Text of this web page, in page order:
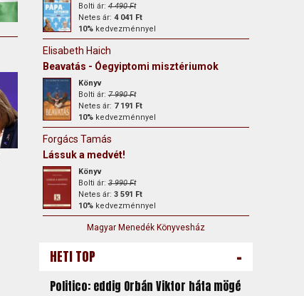
Bolti ár:4 490 Ft
Netes ár: 4 041 Ft
10%kedvezménnyel
Elisabeth Haich
Beavatás - Óegyiptomi misztériumok
Könyv
Bolti ár:7 990 Ft
Netes ár: 7 191 Ft
10%kedvezménnyel
Forgács Tamás
Lássuk a medvét!
Könyv
Bolti ár:3 990 Ft
Netes ár: 3 591 Ft
10%kedvezménnyel
Magyar Menedék Könyvesház
HETI TOP -
Politico: eddig Orbán Viktor háta mögé